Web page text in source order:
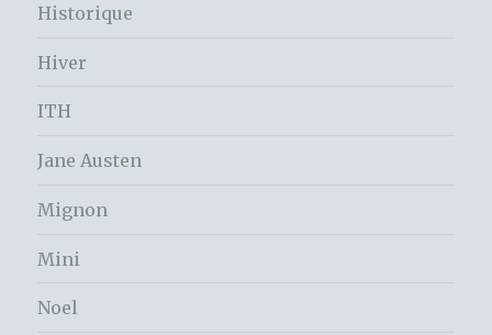
Historique
Hiver
ITH
Jane Austen
Mignon
Mini
Noel